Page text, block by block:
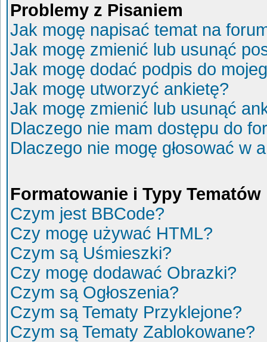
Problemy z Pisaniem
Jak mogę napisać temat na
Jak mogę zmienić lub usunąć
Jak mogę dodać podpis do
Jak mogę utworzyć ankietę?
Jak mogę zmienić lub usunąć
Dlaczego nie mam dostępu do
Dlaczego nie mogę głosować w
Formatowanie i Typy Tematów
Czym jest BBCode?
Czy mogę używać HTML?
Czym są Uśmieszki?
Czy mogę dodawać Obrazki?
Czym są Ogłoszenia?
Czym są Tematy Przyklejone?
Czym są Tematy Zablokowane?